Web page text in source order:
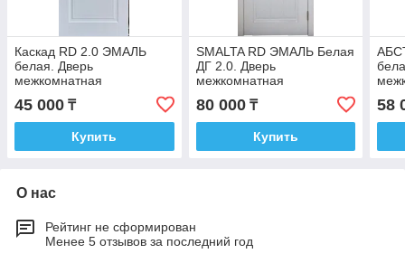
Каскад RD 2.0 ЭМАЛЬ
белая. Дверь
межкомнатная
45 000 ₸
Купить
SMALTA RD ЭМАЛЬ Белая
ДГ 2.0. Дверь
межкомнатная
80 000₸
Купить
58
О нас
Рейтинг не сформирован
Менее 5 отзывов за последний год